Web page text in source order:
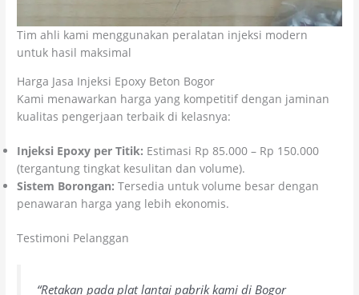
Tim ahli kami menggunakan peralatan injeksi modern
untuk hasil maksimal
Harga Jasa Injeksi Epoxy Beton Bogor
Kami menawarkan harga yang kompetitif dengan jaminan
kualitas pengerjaan terbaik di kelasnya:
Injeksi Epoxy per Titik: Estimasi Rp 85.000 – Rp 150.000
(tergantung tingkat kesulitan dan volume).
Sistem Borongan: Tersedia untuk volume besar dengan
penawaran harga yang lebih ekonomis.
Testimoni Pelanggan
“Retakan pada plat lantai pabrik kami di Bogor